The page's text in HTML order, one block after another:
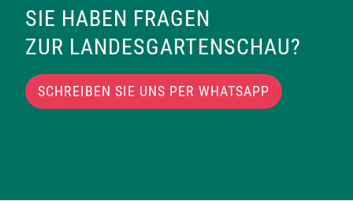
SIE HABEN FRAGEN
ZUR LANDESGARTENSCHAU?
SCHREIBEN SIE UNS PER WHATSAPP